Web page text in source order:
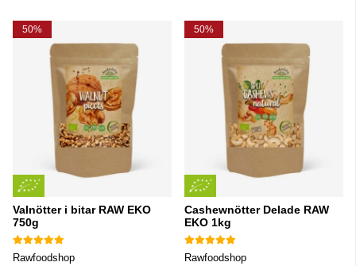
50%
Valnötter i bitar RAW EKO
750g
Rawfoodshop
50%
Cashewnötter Delade RAW
EKO 1kg
Rawfoodshop